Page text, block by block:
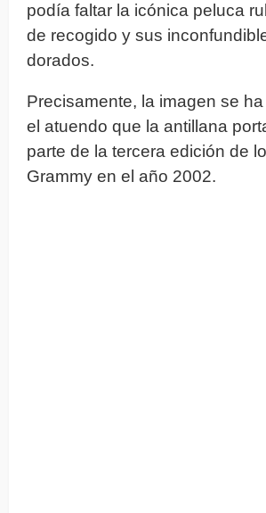
podía faltar la icónica peluca
de recogido y sus
dorados.
Precisamente, la imagen se
el atuendo que la antillana
parte de la tercera edición de
Grammy en el año 2002.